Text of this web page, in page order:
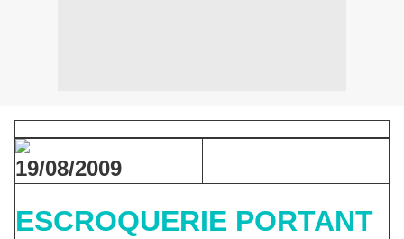
19/08/2009
ESCROQUERIE PORTANT